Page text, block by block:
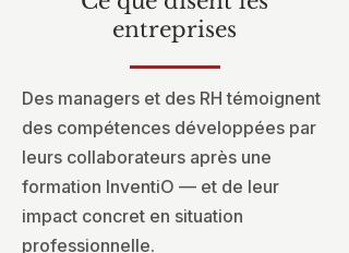
entreprises
Des managers et des RH témoignent
des compétences développées par
leurs collaborateurs après une
formation InventiO — et de leur
impact concret en situation
professionnelle.